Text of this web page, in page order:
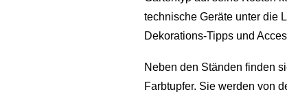
technische Geräte unter die
Dekorations-Tipps und
Neben den Ständen finden
Farbtupfer. Sie werden von